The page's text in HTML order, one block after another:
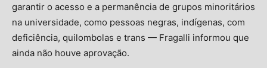
garantir o acesso e a permanência de grupos minoritários
na universidade, como pessoas negras, indígenas, com
deficiência, quilombolas e trans — Fragalli informou que
ainda não houve aprovação.